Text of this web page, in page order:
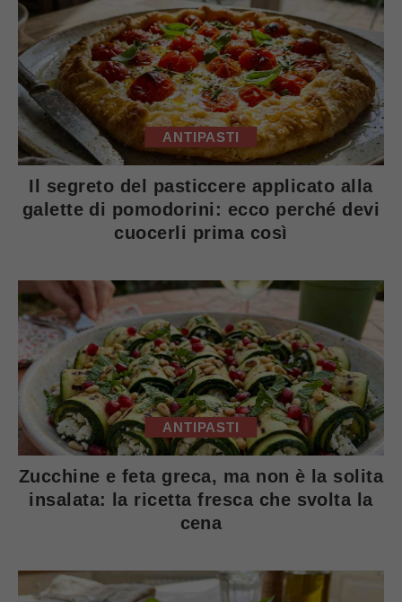
ANTIPASTI
Il segreto del pasticcere applicato alla
galette di pomodorini: ecco perché devi
cuocerli prima così
ANTIPASTI
Zucchine e feta greca, ma non è la solita
insalata: la ricetta fresca che svolta la
cena